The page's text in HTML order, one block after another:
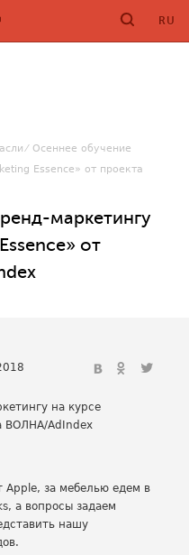
RU
Осеннее обучение
Essence» от проекта
маркетингу
от
за мебелью едем в
а вопросы задаем
нашу